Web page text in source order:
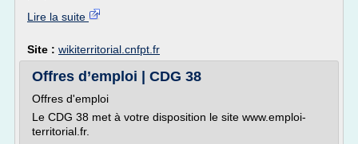
Lire la suite
Site : wikiterritorial.cnfpt.fr
Offres d’emploi | CDG 38
Offres d'emploi
Le CDG 38 met à votre disposition le site www.emploi-
territorial.fr.